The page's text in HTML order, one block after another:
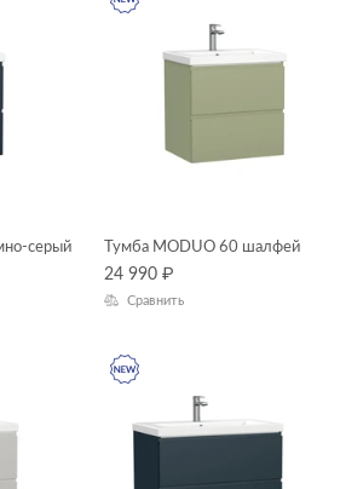
серый Тумба MODUO 60 шалфей
24 990 ₽
Сравнить